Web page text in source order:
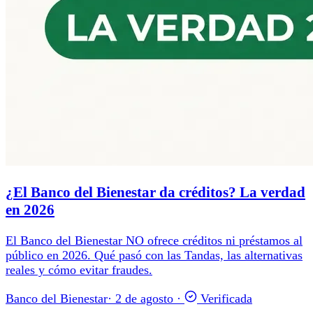
¿El Banco del Bienestar da créditos? La verdad
en 2026
El Banco del Bienestar NO ofrece créditos ni préstamos al
público en 2026. Qué pasó con las Tandas, las alternativas
reales y cómo evitar fraudes.
Banco del Bienestar· 2 de agosto · Verificada